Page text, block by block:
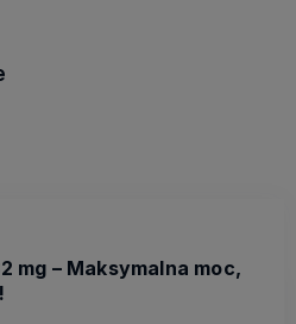
mg – Maksymalna moc,